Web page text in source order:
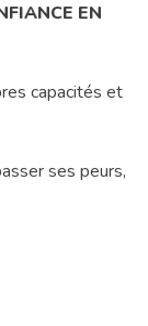
EN
capacités et
ses peurs,